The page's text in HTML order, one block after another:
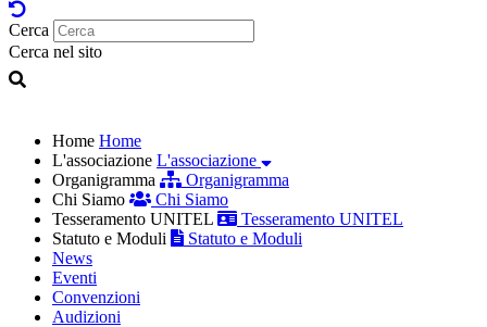
Cerca
Cerca nel sito
Home Home
L'associazione L'associazione
Organigramma
Organigramma
Chi Siamo
Chi Siamo
Tesseramento UNITEL
Tesseramento UNITEL
Statuto e Moduli
Statuto e Moduli
News
Eventi
Convenzioni
Audizioni